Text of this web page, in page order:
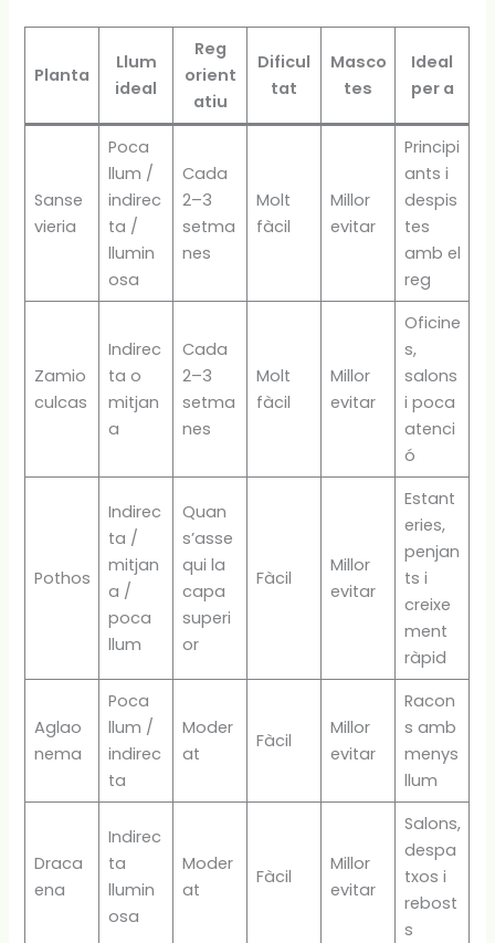
Planta
Llum
ideal
Reg
orient
atiu
Dificul
tat
Masco
tes
Ideal
per a
Sanse
vieria
Poca
llum /
indirec
ta /
llumin
osa
Cada
2–3
setma
nes
Molt
fàcil
Millor
evitar
Principi
ants i
despis
tes
amb el
reg
Zamio
culcas
Indirec
ta o
mitjan
a
Cada
2–3
setma
nes
Molt
fàcil
Millor
evitar
Oficine
s,
salons
i poca
atenci
ó
Pothos
Indirec
ta /
mitjan
a /
poca
llum
Quan
s’asse
qui la
capa
superi
or
Fàcil
Millor
evitar
Estant
eries,
penjan
ts i
creixe
ment
ràpid
Aglao
nema
Poca
llum /
indirec
ta
Moder
at
Fàcil
Millor
evitar
Racon
s amb
menys
llum
Draca
ena
Indirec
ta
llumin
osa
Moder
at
Fàcil
Millor
evitar
Salons,
despa
txos i
rebost
s